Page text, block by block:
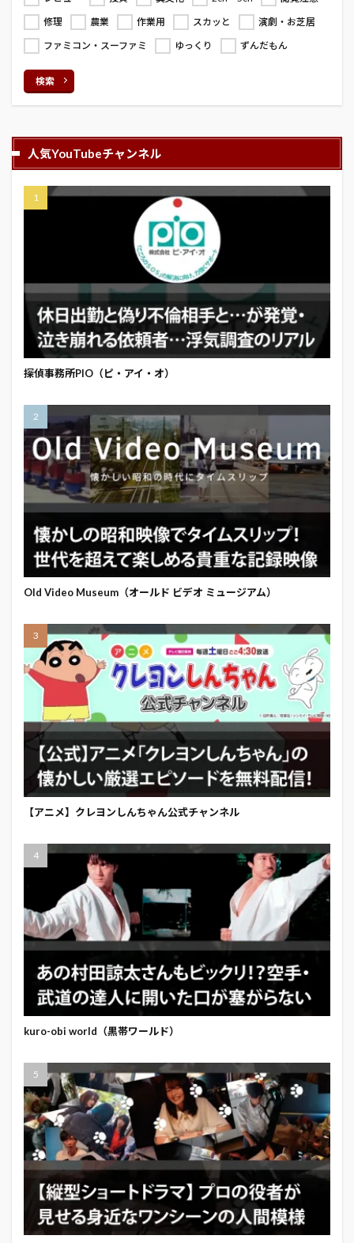
修理
農業 作業用 スカッと
演劇・お芝居
ファミコン・スーファミ
ゆっくり ずんだもん
検索
人気YouTubeチャンネル
探偵事務所PIO（ピ・アイ・オ）
Old Video Museum（オールド ビデオ ミュージアム）
【アニメ】クレヨンしんちゃん公式チャンネル
kuro-obi world（黒帯ワールド）